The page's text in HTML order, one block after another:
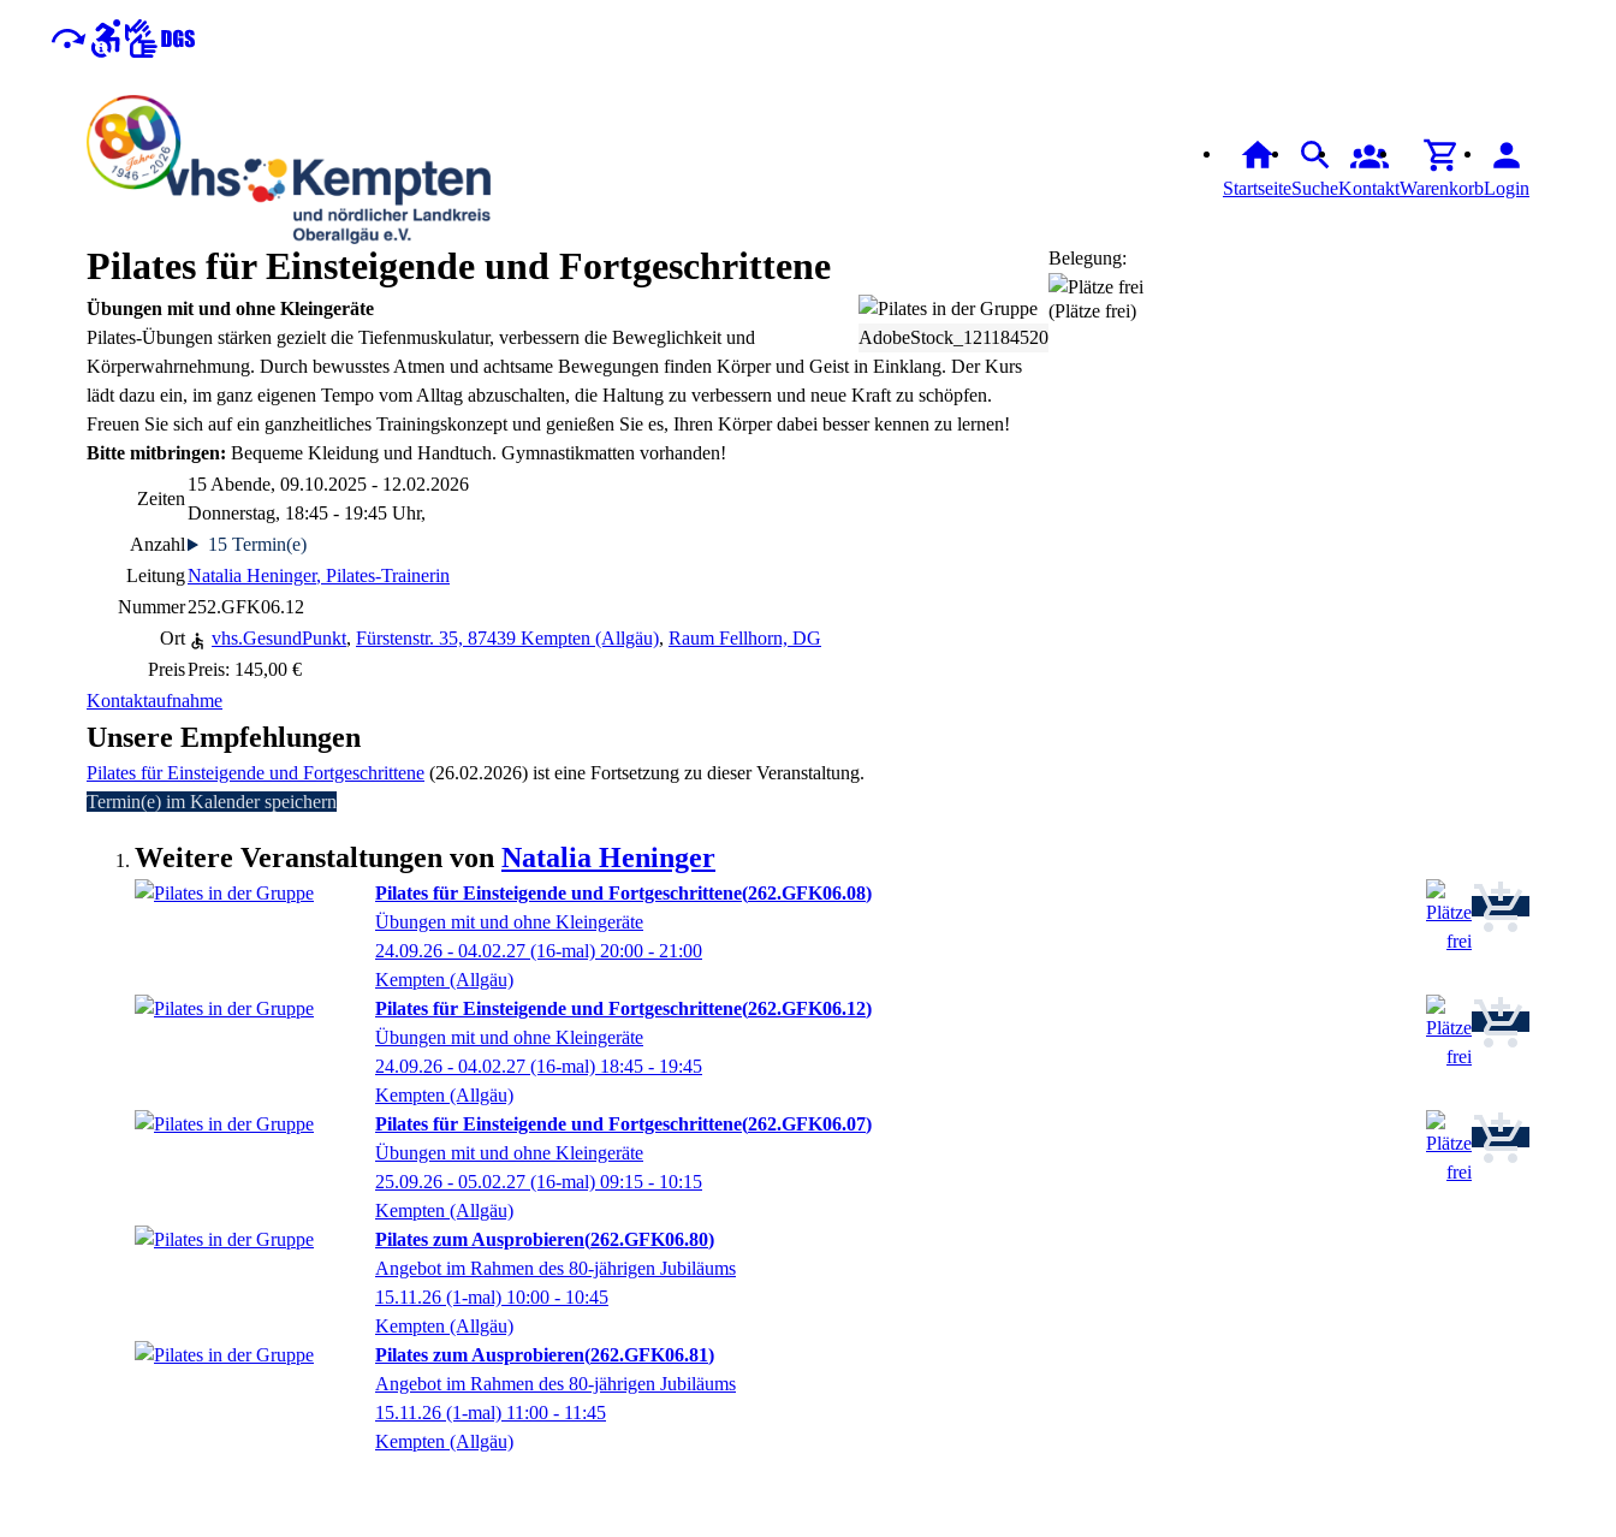
StartseiteSucheKontaktWarenkorbLogin
Pilates für Einsteigende und Fortgeschrittene
AdobeStock_121184520
Übungen mit und ohne Kleingeräte
Pilates-Übungen stärken gezielt die Tiefenmuskulatur, verbessern die Beweglichkeit und
Körperwahrnehmung. Durch bewusstes Atmen und achtsame Bewegungen finden Körper und Geist in Einklang. Der Kurs
lädt dazu ein, im ganz eigenen Tempo vom Alltag abzuschalten, die Haltung zu verbessern und neue Kraft zu schöpfen.
Freuen Sie sich auf ein ganzheitliches Trainingskonzept und genießen Sie es, Ihren Körper dabei besser kennen zu lernen!
Bitte mitbringen: Bequeme Kleidung und Handtuch. Gymnastikmatten vorhanden!
Zeiten
15 Abende, 09.10.2025 - 12.02.2026
Donnerstag, 18:45 - 19:45 Uhr,
Anzahl
15 Termin(e)
LeitungNatalia Heninger, Pilates-Trainerin
Nummer252.GFK06.12
Ort
vhs.GesundPunkt, Fürstenstr. 35, 87439 Kempten (Allgäu), Raum Fellhorn, DG
PreisPreis: 145,00 €
Kontaktaufnahme
Belegung:
(Plätze frei)
Unsere Empfehlungen
Pilates für Einsteigende und Fortgeschrittene (26.02.2026) ist eine Fortsetzung zu dieser Veranstaltung.
Termin(e) im Kalender speichern
Weitere Veranstaltungen von Natalia Heninger
Pilates für Einsteigende und Fortgeschrittene 262.GFK06.08
Übungen mit und ohne Kleingeräte
24.09.26 - 04.02.27 (16-mal) 20:00 - 21:00
Kempten (Allgäu)
Pilates für Einsteigende und Fortgeschrittene 262.GFK06.12
Übungen mit und ohne Kleingeräte
24.09.26 - 04.02.27 (16-mal) 18:45 - 19:45
Kempten (Allgäu)
Pilates für Einsteigende und Fortgeschrittene 262.GFK06.07
Übungen mit und ohne Kleingeräte
25.09.26 - 05.02.27 (16-mal) 09:15 - 10:15
Kempten (Allgäu)
Pilates zum Ausprobieren 262.GFK06.80
Angebot im Rahmen des 80-jährigen Jubiläums
15.11.26 (1-mal) 10:00 - 10:45
Kempten (Allgäu)
Pilates zum Ausprobieren 262.GFK06.81
Angebot im Rahmen des 80-jährigen Jubiläums
15.11.26 (1-mal) 11:00 - 11:45
Kempten (Allgäu)